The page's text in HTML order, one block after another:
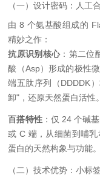
（一）设计密码：人工
由 8 个氨基酸组成的
精妙之作：
抗原识别核心：第二位
酸（Asp）形成的极性
端五肽序列（DDDDK
卸"，还原天然蛋白活性。
百搭特性：仅 24 个碱
或 C 端，从细菌到哺
蛋白的天然构象与功能。
（二）技术优势：小标